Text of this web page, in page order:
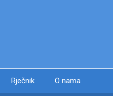
Rječnik O nama